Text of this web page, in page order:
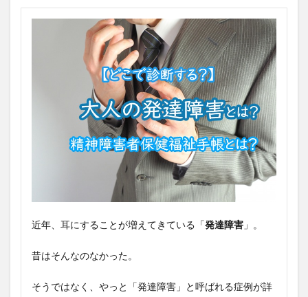
近年、耳にすることが増えてきている「発達障害 」。
昔はそんなのなかった。
そうではなく、やっと「発達障害」と呼ばれる症例が詳